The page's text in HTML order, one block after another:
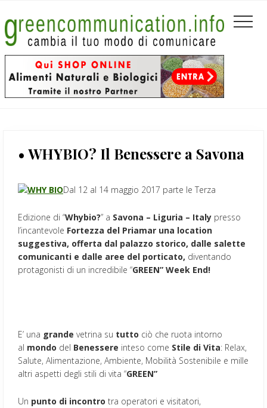
al
contenuto
principale
alla
barra
laterale
primaria
al
piè
di
pagina
Header
Left
• WHYBIO? Il Benessere a Savona
Dal 12 al 14 maggio 2017 parte le Terza
Edizione di “Whybio?” a Savona – Liguria – Italy presso
l’incantevole Fortezza del Priamar una location
suggestiva, offerta dal palazzo storico, dalle salette
comunicanti e dalle aree del porticato, diventando
protagonisti di un incredibile “GREEN” Week End!
E’ una grande vetrina su tutto ciò che ruota intorno
al mondo del Benessere inteso come Stile di Vita: Relax,
Salute, Alimentazione, Ambiente, Mobilità Sostenibile e mille
altri aspetti degli stili di vita “GREEN”
Un punto di incontro tra operatori e visitatori,